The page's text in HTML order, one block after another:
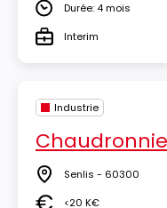
DuréeDurée: 4 mois
TypeInterim
Industrie
Lieu Senlis - 60300
<20 K€